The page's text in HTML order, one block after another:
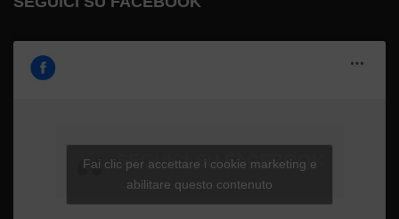
SEGUICI SU FACEBOOK
Fai clic per accettare i cookie marketing e
abilitare questo contenuto